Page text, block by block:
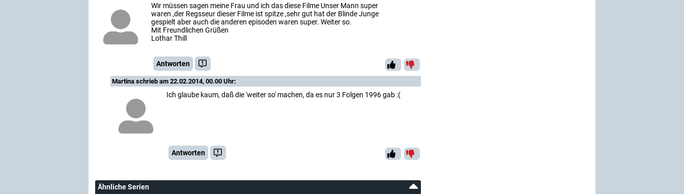
Wir müssen sagen meine Frau und ich das diese Filme Unser Mann super
waren ,der Regsseur dieser Filme ist spitze ,sehr gut hat der Blinde Junge
gespielt aber auch die anderen episoden waren super. Weiter so.
Mit Freundlichen Grüßen
Lothar Thill
Antworten
Martina schrieb am 22.02.2014, 00.00 Uhr:
Ich glaube kaum, daß die 'weiter so' machen, da es nur 3 Folgen 1996 gab :(
Antworten
Ähnliche Serien